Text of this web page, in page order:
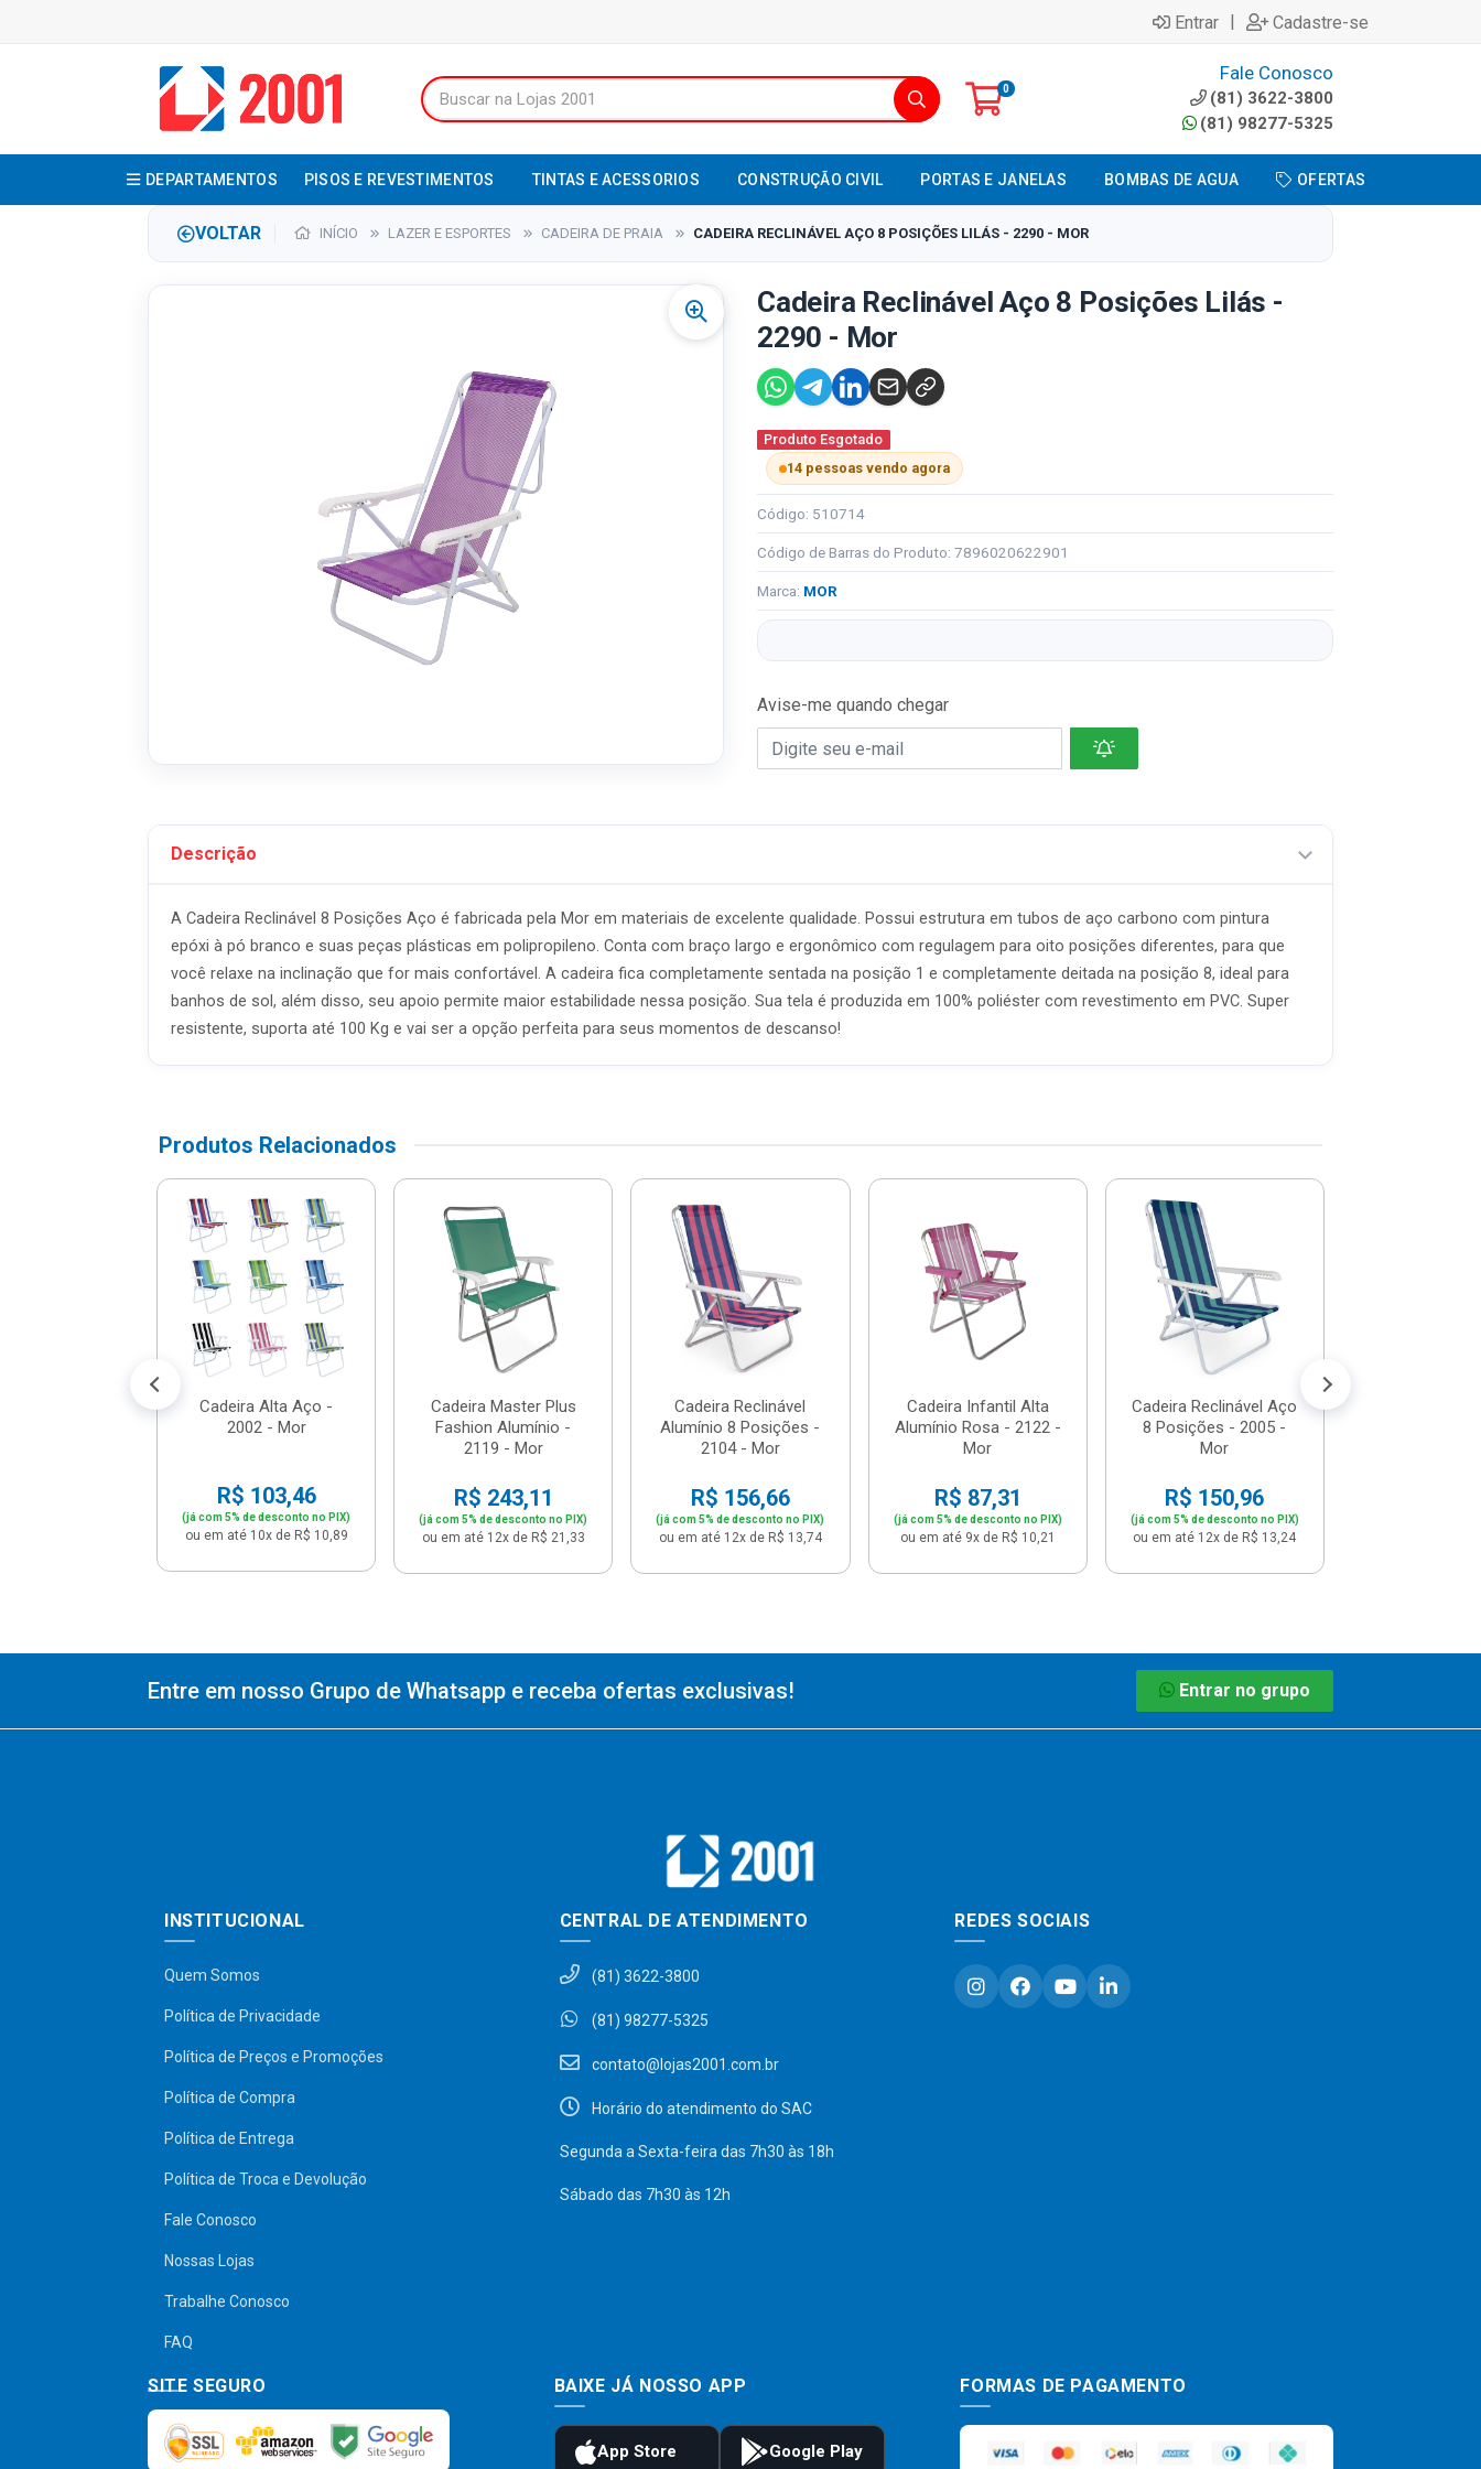
Entrar | Cadastre-se
0
Fale Conosco
(81) 3622-3800
(81) 98277-5325
DEPARTAMENTOS PISOS E REVESTIMENTOS TINTAS E ACESSORIOS CONSTRUÇÃO CIVIL PORTAS E JANELAS BOMBAS DE AGUA OFERTAS
VOLTAR INÍCIO LAZER E ESPORTES CADEIRA DE PRAIA CADEIRA RECLINÁVEL AÇO 8 POSIÇÕES LILÁS - 2290 - MOR
Cadeira Reclinável Aço 8 Posições Lilás -
2290 - Mor
Produto Esgotado
14 pessoas vendo agora
Código: 510714
Código de Barras do Produto: 7896020622901
Marca: MOR
Avise-me quando chegar
Descrição
A Cadeira Reclinável 8 Posições Aço é fabricada pela Mor em materiais de excelente qualidade. Possui estrutura em tubos de aço carbono com pintura
epóxi à pó branco e suas peças plásticas em polipropileno. Conta com braço largo e ergonômico com regulagem para oito posições diferentes, para que
você relaxe na inclinação que for mais confortável. A cadeira fica completamente sentada na posição 1 e completamente deitada na posição 8, ideal para
banhos de sol, além disso, seu apoio permite maior estabilidade nessa posição. Sua tela é produzida em 100% poliéster com revestimento em PVC. Super
resistente, suporta até 100 Kg e vai ser a opção perfeita para seus momentos de descanso!
Produtos Relacionados
Cadeira Alta Aço -
2002 - Mor
R$ 103,46
(já com 5% de desconto no PIX)
ou em até 10x de R$ 10,89
Cadeira Master Plus
Fashion Alumínio -
2119 - Mor
R$ 243,11
(já com 5% de desconto no PIX)
ou em até 12x de R$ 21,33
Cadeira Reclinável
Alumínio 8 Posições -
2104 - Mor
R$ 156,66
(já com 5% de desconto no PIX)
ou em até 12x de R$ 13,74
Cadeira Infantil Alta
Alumínio Rosa - 2122 -
Mor
R$ 87,31
(já com 5% de desconto no PIX)
ou em até 9x de R$ 10,21
Cadeira Reclinável Aço
8 Posições - 2005 -
Mor
R$ 150,96
(já com 5% de desconto no PIX)
ou em até 12x de R$ 13,24
Entre em nosso Grupo de Whatsapp e receba ofertas exclusivas! Entrar no grupo
INSTITUCIONAL
Quem Somos
Política de Privacidade
Política de Preços e Promoções
Política de Compra
Política de Entrega
Política de Troca e Devolução
Fale Conosco
Nossas Lojas
Trabalhe Conosco
FAQ
CENTRAL DE ATENDIMENTO
(81) 3622-3800
(81) 98277-5325
contato@lojas2001.com.br
Horário do atendimento do SAC
Segunda a Sexta-feira das 7h30 às 18h
Sábado das 7h30 às 12h
REDES SOCIAIS
SITE SEGURO BAIXE JÁ NOSSO APP FORMAS DE PAGAMENTO